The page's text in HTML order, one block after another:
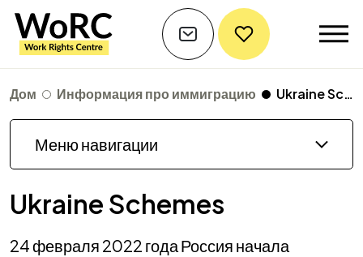
Дом Информация про иммиграцию Ukraine Schemes
Меню навигации
Ukraine Schemes
24 февраля 2022 года Россия начала